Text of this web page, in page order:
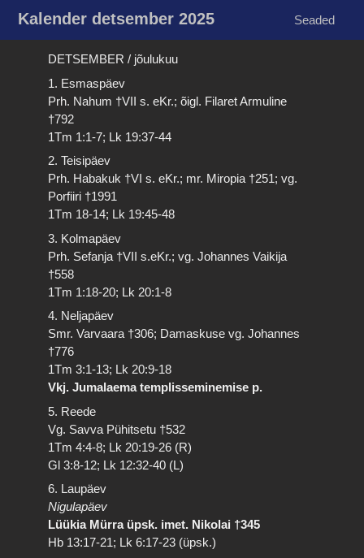
Kalender detsember 2025 Seaded
DETSEMBER / jõulukuu
1. Esmaspäev
Prh. Nahum †VII s. eKr.; õigl. Filaret Armuline
†792
1Tm 1:1-7; Lk 19:37-44
2. Teisipäev
Prh. Habakuk †VI s. eKr.; mr. Miropia †251; vg.
Porfiiri †1991
1Tm 18-14; Lk 19:45-48
3. Kolmapäev
Prh. Sefanja †VII s.eKr.; vg. Johannes Vaikija
†558
1Tm 1:18-20; Lk 20:1-8
4. Neljapäev
Smr. Varvaara †306; Damaskuse vg. Johannes
†776
1Tm 3:1-13; Lk 20:9-18
Vkj. Jumalaema templisseminemise p.
5. Reede
Vg. Savva Pühitsetu †532
1Tm 4:4-8; Lk 20:19-26 (R)
Gl 3:8-12; Lk 12:32-40 (L)
6. Laupäev
Nigulapäev
Lüükia Mürra üpsk. imet. Nikolai †345
Hb 13:17-21; Lk 6:17-23 (üpsk.)